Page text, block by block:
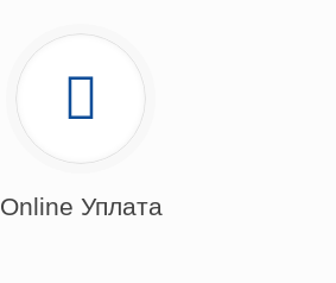
Online Уплата